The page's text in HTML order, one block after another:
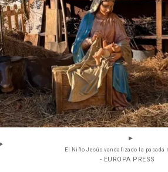
El Niño Jesús vandalizado la pasada
- EUROPA PRESS